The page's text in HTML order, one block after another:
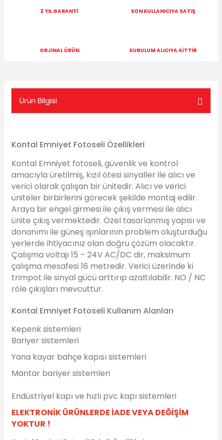
2 YIL GARANTİ SON KULLANICIYA SATIŞ
ORJİNAL ÜRÜN KURULUM ALICIYA AİTTİR
Ürün Bilgisi
Kontal Emniyet Fotoseli Özellikleri
Kontal Emniyet fotoseli, güvenlik ve kontrol
amacıyla üretilmiş, kızıl ötesi sinyaller ile alıcı ve
verici olarak çalışan bir ünitedir. Alıcı ve verici
üniteler birbirlerini görecek şekilde montaj edilir.
Araya bir engel girmesi ile çıkış vermesi ile alıcı
ünite çıkış vermektedir. Özel tasarlanmış yapısı ve
donanımı ile güneş ışınlarının problem oluşturduğu
yerlerde ihtiyacınız olan doğru çözüm olacaktır.
Çalışma voltajı 15 – 24V AC/DC dir, maksimum
çalışma mesafesi 16 metredir. Verici üzerinde ki
trimpot ile sinyal gücü arttırıp azaltılabilir. NO / NC
röle çıkışları mevcuttur.
Kontal Emniyet Fotoseli Kullanım Alanları
Kepenk sistemleri
Bariyer sistemleri
Yana kayar bahçe kapısı sistemleri
Mantar bariyer sistemleri
Endüstriyel kapı ve hızlı pvc kapı sistemleri
ELEKTRONİK ÜRÜNLERDE İADE VEYA DEĞİŞİM
YOKTUR !